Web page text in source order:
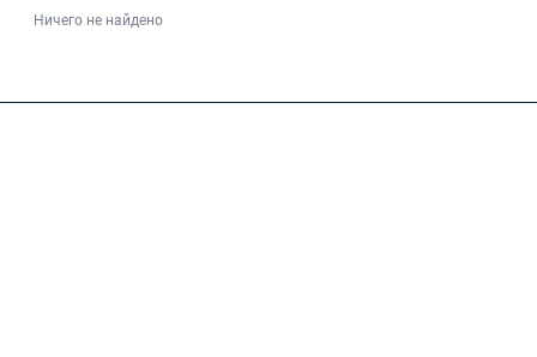
Ничего не найдено